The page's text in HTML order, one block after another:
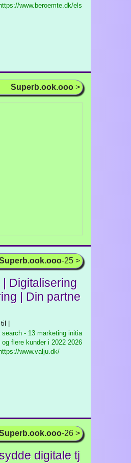
www.beroemte.dk/els
Superb.ook.ooo >
-25 >
| Digitalisering
| Din partne
|
- 13 marketing initia
flere kunder i 2022 2026
www.valju.dk/
-26 >
digitale tj